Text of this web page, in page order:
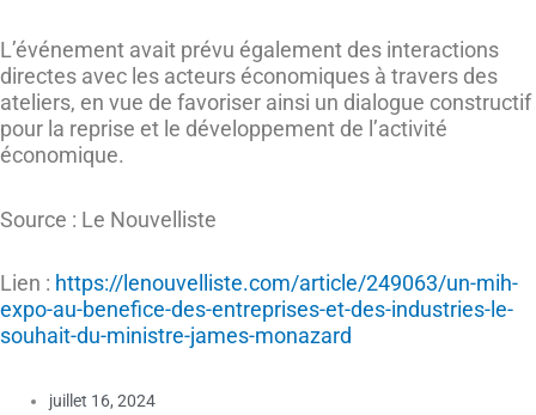
L’événement avait prévu également des interactions
directes avec les acteurs économiques à travers des
ateliers, en vue de favoriser ainsi un dialogue constructif
pour la reprise et le développement de l’activité
économique.
Source : Le Nouvelliste
Lien : https://lenouvelliste.com/article/249063/un-mih-
expo-au-benefice-des-entreprises-et-des-industries-le-
souhait-du-ministre-james-monazard
juillet 16, 2024